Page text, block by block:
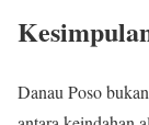
Danau Poso